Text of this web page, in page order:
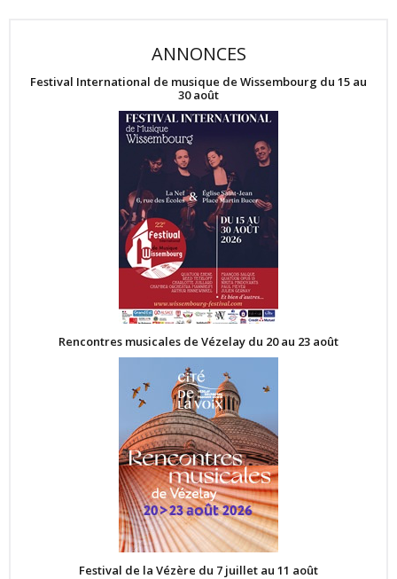
ANNONCES
Festival International de musique de Wissembourg du 15 au
30 août
Rencontres musicales de Vézelay du 20 au 23 août
Festival de la Vézère du 7 juillet au 11 août